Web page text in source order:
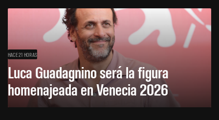
HACE 21 HORAS
Luca Guadagnino será la figura
homenajeada en Venecia 2026